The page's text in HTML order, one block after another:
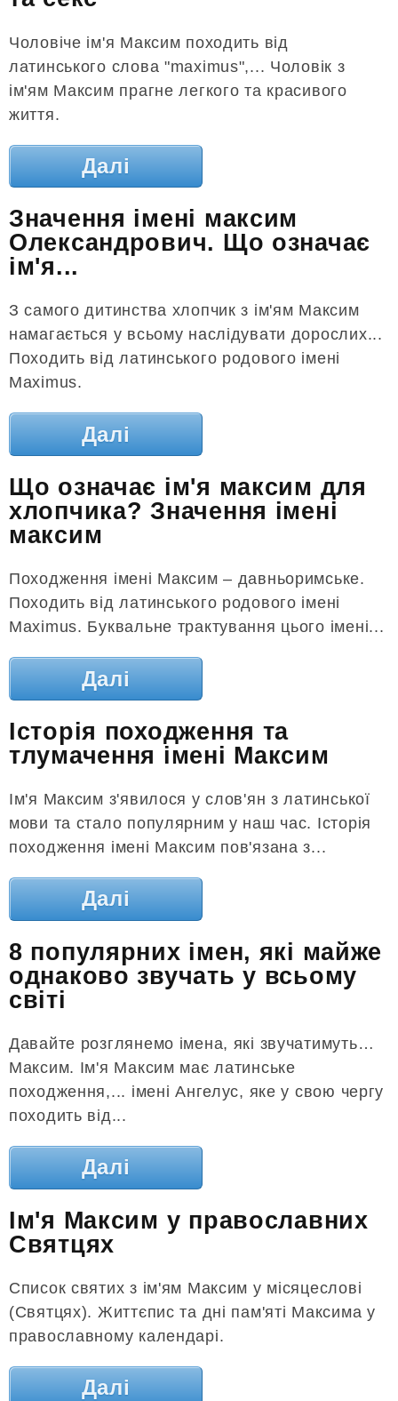
Чоловіче ім'я Максим походить від
латинського слова "maximus",... Чоловік з
ім'ям Максим прагне легкого та красивого
життя.
Далі
Значення імені максим
Олександрович. Що означає
ім'я...
З самого дитинства хлопчик з ім'ям Максим
намагається у всьому наслідувати дорослих...
Походить від латинського родового імені
Maximus.
Далі
Що означає ім'я максим для
хлопчика? Значення імені
максим
Походження імені Максим – давньоримське.
Походить від латинського родового імені
Maximus. Буквальне трактування цього імені...
Далі
Історія походження та
тлумачення імені Максим
Ім'я Максим з'явилося у слов'ян з латинської
мови та стало популярним у наш час. Історія
походження імені Максим пов'язана з...
Далі
8 популярних імен, які майже
однаково звучать у всьому
світі
Давайте розглянемо імена, які звучатимуть…
Максим. Ім'я Максим має латинське
походження,... імені Ангелус, яке у свою чергу
походить від...
Далі
Ім'я Максим у православних
Святцях
Список святих з ім'ям Максим у місяцеслові
(Святцях). Життєпис та дні пам'яті Максима у
православному календарі.
Далі